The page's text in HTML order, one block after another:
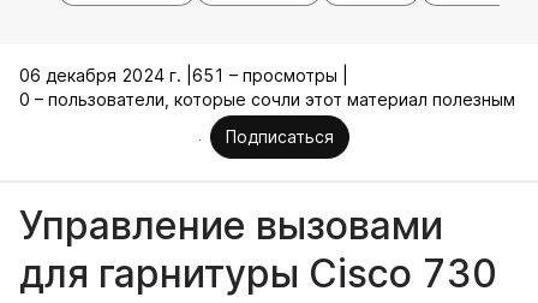
06 декабря 2024 г. | 651 – просмотры |
0 – пользователи, которые сочли этот материал полезным
Подписаться
Управление вызовами
для гарнитуры Cisco 730